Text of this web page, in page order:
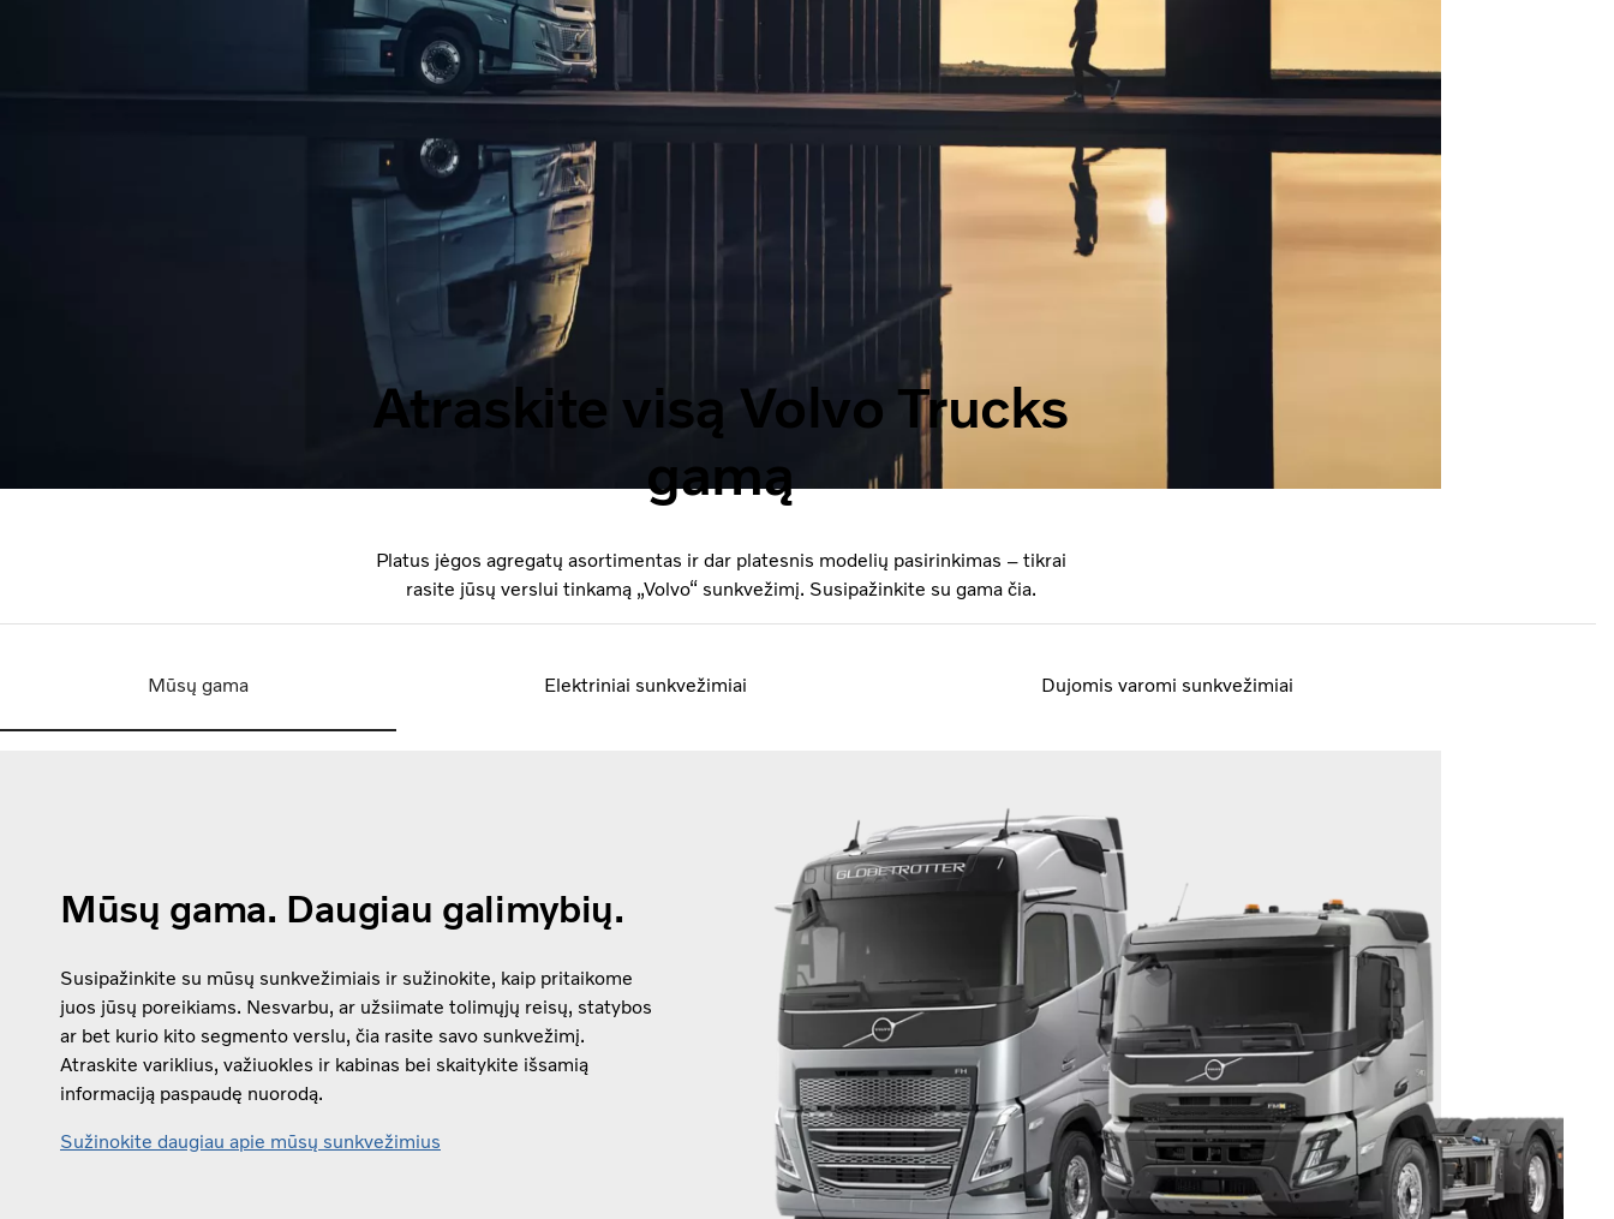
Atraskite visą Volvo Trucks
gamą
Platus jėgos agregatų asortimentas ir dar platesnis modelių pasirinkimas – tikrai
rasite jūsų verslui tinkamą „Volvo“ sunkvežimį. Susipažinkite su gama čia.
Mūsų gama Elektriniai sunkvežimiai Dujomis varomi sunkvežimiai
Mūsų gama. Daugiau galimybių.
Susipažinkite su mūsų sunkvežimiais ir sužinokite, kaip pritaikome
juos jūsų poreikiams. Nesvarbu, ar užsiimate tolimųjų reisų, statybos
ar bet kurio kito segmento verslu, čia rasite savo sunkvežimį.
Atraskite variklius, važiuokles ir kabinas bei skaitykite išsamią
informaciją paspaudę nuorodą.
Sužinokite daugiau apie mūsų sunkvežimius